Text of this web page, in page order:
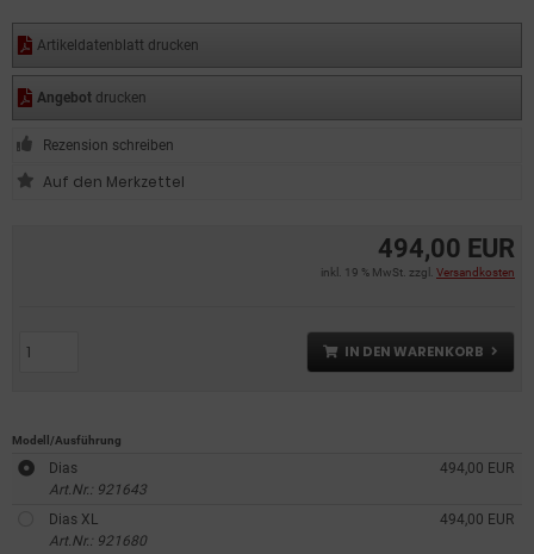
494,00 EUR
inkl. 19 % MwSt. zzgl. Versandkosten
IN DEN WARENKORB
Artikeldatenblatt drucken
Angebot drucken
Rezension schreiben
Modell/Ausführung
Dias
494,00 EUR
Art.Nr.: 921643
Dias XL
494,00 EUR
Art.Nr.: 921680